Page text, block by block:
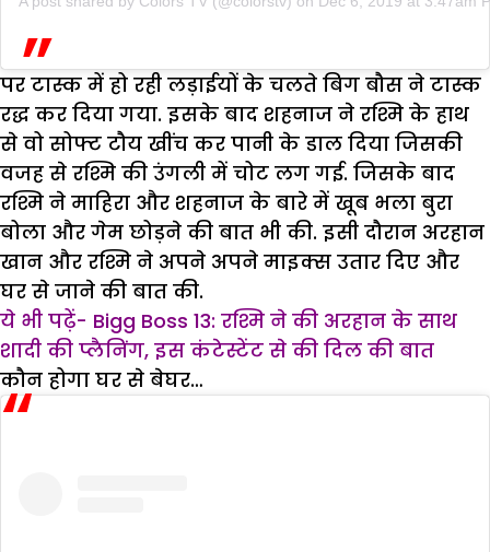
पर टास्क में हो रही लड़ाईयों के चलते बिग बौस ने टास्क
रद्ध कर दिया गया. इसके बाद शहनाज ने रश्मि के हाथ
से वो सोफ्ट टौय खींच कर पानी के डाल दिया जिसकी
वजह से रश्मि की उंगली में चोट लग गई. जिसके बाद
रश्मि ने माहिरा और शहनाज के बारे में खूब भला बुरा
बोला और गेम छोड़ने की बात भी की. इसी दौरान अरहान
खान और रश्मि ने अपने अपने माइक्स उतार दिए और
घर से जाने की बात की.
ये भी पढ़ें- Bigg Boss 13: रश्मि ने की अरहान के साथ
शादी की प्लैनिंग, इस कंटेस्टेंट से की दिल की बात
कौन होगा घर से बेघर…